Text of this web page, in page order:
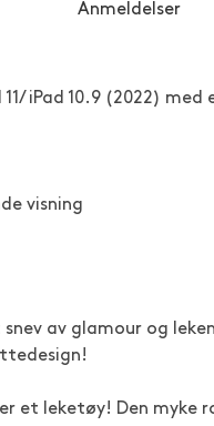
Anmeldelser
11/ iPad 10.9 (2022)
visning
snev av glamour og
et leketøy! Den myke